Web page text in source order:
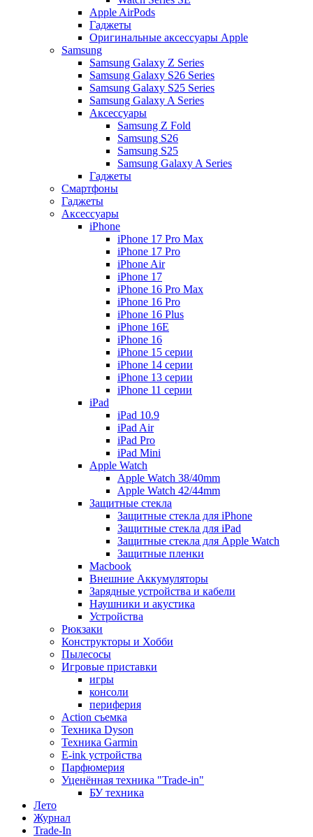
Apple AirPods
Гаджеты
Оригинальные аксессуары Apple
Samsung
Samsung Galaxy Z Series
Samsung Galaxy S26 Series
Samsung Galaxy S25 Series
Samsung Galaxy A Series
Аксессуары
Samsung Z Fold
Samsung S26
Samsung S25
Samsung Galaxy A Series
Гаджеты
Смартфоны
Гаджеты
Аксессуары
iPhone
iPhone 17 Pro Max
iPhone 17 Pro
iPhone Air
iPhone 17
iPhone 16 Pro Max
iPhone 16 Pro
iPhone 16 Plus
iPhone 16E
iPhone 16
iPhone 15 серии
iPhone 14 серии
iPhone 13 серии
iPhone 11 серии
iPad
iPad 10.9
iPad Air
iPad Pro
iPad Mini
Apple Watch
Apple Watch 38/40mm
Apple Watch 42/44mm
Защитные стекла
Защитные стекла для iPhone
Защитные стекла для iPad
Защитные стекла для Apple Watch
Защитные пленки
Macbook
Внешние Аккумуляторы
Зарядные устройства и кабели
Наушники и акустика
Устройства
Рюкзаки
Конструкторы и Хобби
Пылесосы
Игровые приставки
игры
консоли
периферия
Action съемка
Техника Dyson
Техника Garmin
E-ink устройства
Парфюмерия
Уценённая техника "Trade-in"
БУ техника
Лето
Журнал
Trade-In